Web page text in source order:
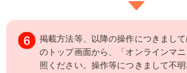
掲載方法等、以降の操作につきまし
のトップ画面から、「オンラインマ
照ください。操作等につきまして不